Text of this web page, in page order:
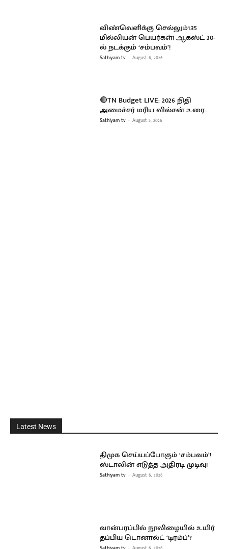
விண்வெளிக்கு செல்லும்1.35
மில்லியன் பெயர்கள்! ஆகஸ்ட் 30-
ல் நடக்கும் ‘சம்பவம்’!
Sathiyam tv - August 6, 2026
🔴TN Budget LIVE: 2026 நிதி
அமைச்சர் மரிய வில்சன் உரை…
Sathiyam tv - August 5, 2026
Latest News
திமுக செய்யப்போகும் ‘சம்பவம்’!
ஸ்டாலின் எடுத்த அதிரடி முடிவு!
Sathiyam tv - August 6, 2026
வான்பரப்பில் நூலிழையில் உயிர்
தப்பிய டொனால்ட் ‘டிரம்ப்’?